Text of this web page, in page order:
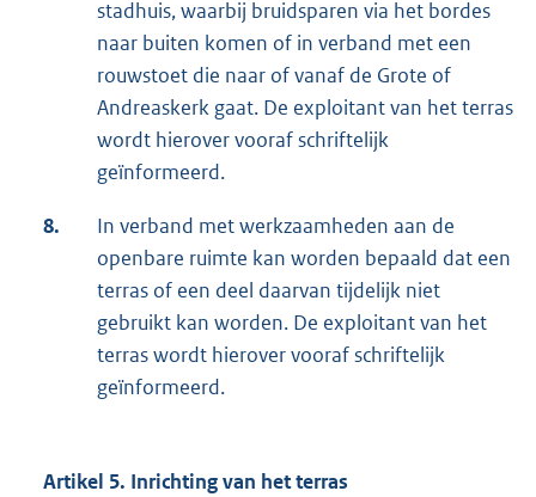
stadhuis, waarbij bruidsparen via het bordes
naar buiten komen of in verband met een
rouwstoet die naar of vanaf de Grote of
Andreaskerk gaat. De exploitant van het terras
wordt hierover vooraf schriftelijk
geïnformeerd.
8.
In verband met werkzaamheden aan de
openbare ruimte kan worden bepaald dat een
terras of een deel daarvan tijdelijk niet
gebruikt kan worden. De exploitant van het
terras wordt hierover vooraf schriftelijk
geïnformeerd.
Artikel 5. Inrichting van het terras